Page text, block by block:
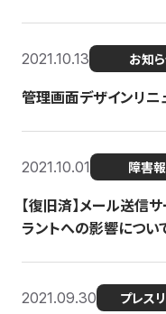
2021.10.13 お知
管理画面デザインリニ
2021.10.01 障害
【復旧済】メール送信
ラントへの影響につい
2021.09.30 プレス